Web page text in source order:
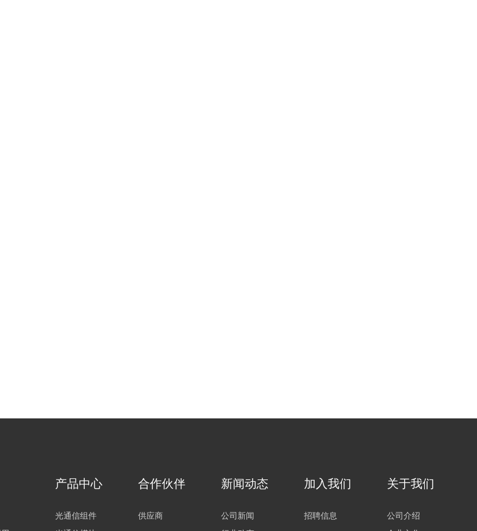
产品中心
光通信组件
合作伙伴
供应商
新闻动态
公司新闻
加入我们
招聘信息
关于我们
公司介绍